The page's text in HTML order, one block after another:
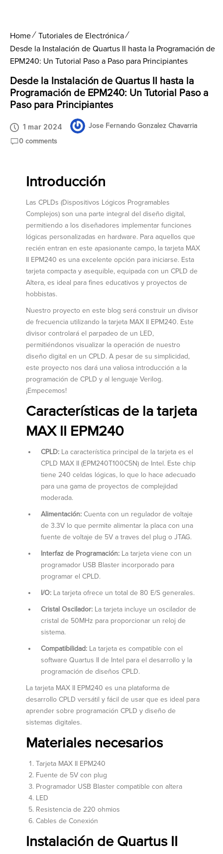
Home
Tutoriales de Electrónica
Desde la Instalación de Quartus II hasta la Programación de
EPM240: Un Tutorial Paso a Paso para Principiantes
Desde la Instalación de Quartus II hasta la
Programación de EPM240: Un Tutorial Paso a
Paso para Principiantes
1 mar 2024
Jose Fernando Gonzalez Chavarria
0 comments
Introducción
Las CPLDs (Dispositivos Lógicos Programables
Complejos) son una parte integral del diseño digital,
permitiendo a los diseñadores implementar funciones
lógicas personalizadas en hardware. Para aquellos que
recién entran en este apasionante campo, la tarjeta MAX
II EPM240 es una excelente opción para iniciarse. Esta
tarjeta compacta y asequible, equipada con un CPLD de
Altera, es ideal para fines educativos y proyectos de
hobbistas.
Nuestro proyecto en este blog será construir un divisor
de frecuencia utilizando la tarjeta MAX II EPM240. Este
divisor controlará el parpadeo de un LED,
permitiéndonos visualizar la operación de nuestro
diseño digital en un CPLD. A pesar de su simplicidad,
este proyecto nos dará una valiosa introducción a la
programación de CPLD y al lenguaje Verilog.
¡Empecemos!
Características de la tarjeta
MAX II EPM240
CPLD: La característica principal de la tarjeta es el
CPLD MAX II (EPM240T100C5N) de Intel. Este chip
tiene 240 celdas lógicas, lo que lo hace adecuado
para una gama de proyectos de complejidad
moderada.
Alimentación: Cuenta con un regulador de voltaje
de 3.3V lo que permite alimentar la placa con una
fuente de voltaje de 5V a traves del plug o JTAG.
Interfaz de Programación: La tarjeta viene con un
programador USB Blaster incorporado para
programar el CPLD.
I/O: La tarjeta ofrece un total de 80 E/S generales.
Cristal Oscilador: La tarjeta incluye un oscilador de
cristal de 50MHz para proporcionar un reloj de
sistema.
Compatibilidad: La tarjeta es compatible con el
software Quartus II de Intel para el desarrollo y la
programación de diseños CPLD.
La tarjeta MAX II EPM240 es una plataforma de
desarrollo CPLD versátil y fácil de usar que es ideal para
aprender sobre programación CPLD y diseño de
sistemas digitales.
Materiales necesarios
Tarjeta MAX II EPM240
Fuente de 5V con plug
Programador USB Blaster compatible con altera
LED
Resistencia de 220 ohmios
Cables de Conexión
Instalación de Quartus II